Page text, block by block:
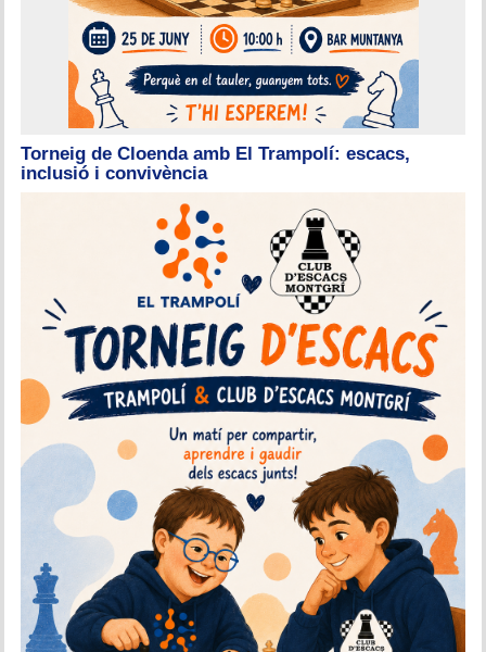
Torneig de Cloenda amb El Trampolí: escacs,
inclusió i convivència